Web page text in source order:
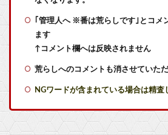
任天堂ソフトのダウンロード率
任天堂ソフトのダウンロード率
｢管理人へ ※番は荒らしです｣とコメ
ます
↑コメント欄へは反映されません
荒らしへのコメントも消させていた
NGワードが含まれている場合は精査